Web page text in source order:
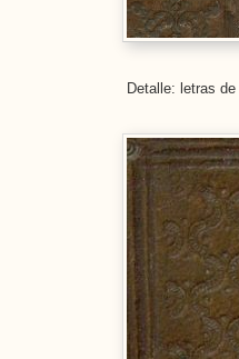
Detalle: letras